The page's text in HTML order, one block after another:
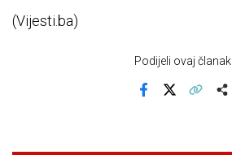
(Vijesti.ba)
Podijeli ovaj članak